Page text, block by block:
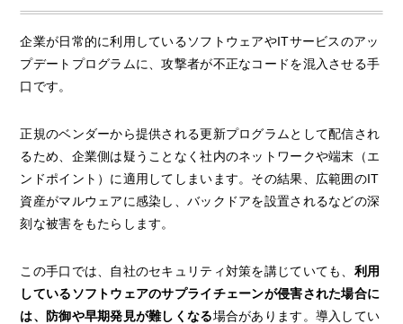
企業が日常的に利用しているソフトウェアやITサービスのアッ
プデートプログラムに、攻撃者が不正なコードを混入させる手
口です。
正規のベンダーから提供される更新プログラムとして配信され
るため、企業側は疑うことなく社内のネットワークや端末（エ
ンドポイント）に適用してしまいます。その結果、広範囲のIT
資産がマルウェアに感染し、バックドアを設置されるなどの深
刻な被害をもたらします。
この手口では、自社のセキュリティ対策を講じていても、 利用
しているソフトウェアのサプライチェーンが侵害された場合に
は、防御や早期発見が難しくなる場合があります。導入してい